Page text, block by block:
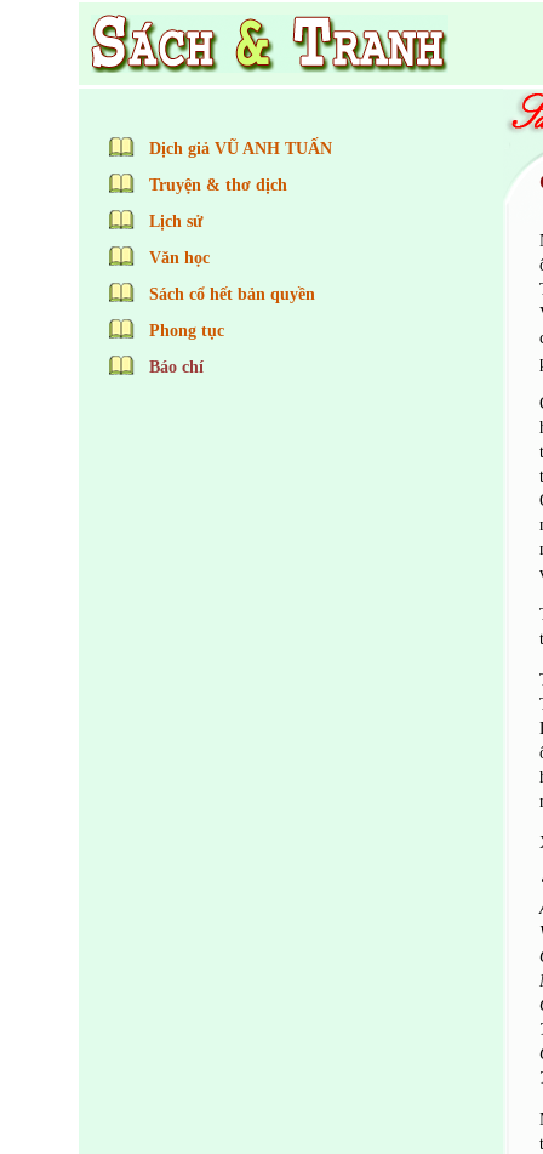
Dịch giả VŨ ANH TUẤN
Truyện & thơ dịch
Lịch sử
Văn học
Sách cổ hết bản quyền
Phong tục
Báo chí